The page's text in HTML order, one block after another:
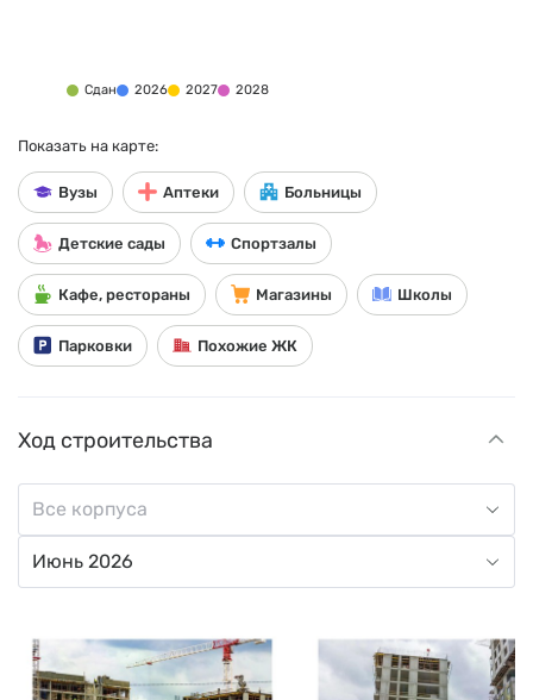
Сдан 2026 2027 2028
Показать на карте:
Вузы Аптеки Больницы
Детские сады Спортзалы
Кафе, рестораны Магазины Школы
Парковки Похожие ЖК
Ход строительства